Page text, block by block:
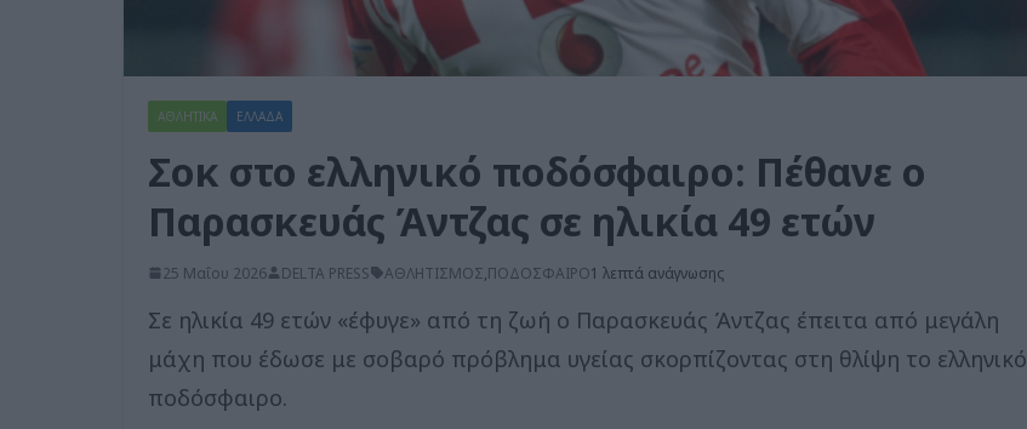
ΑΘΛΗΤΙΚΑ ΕΛΛΑΔΑ
Σοκ στο ελληνικό ποδόσφαιρο: Πέθανε ο
Παρασκευάς Άντζας σε ηλικία 49 ετών
25 Μαΐου 2026 DELTA PRESS ΑΘΛΗΤΙΣΜΟΣ,ΠΟΔΟΣΦΑΙΡΟ1 λεπτά ανάγνωσης
Σε ηλικία 49 ετών «έφυγε» από τη ζωή ο Παρασκευάς Άντζας έπειτα από μεγάλη
μάχη που έδωσε με σοβαρό πρόβλημα υγείας σκορπίζοντας στη θλίψη το ελληνικό
ποδόσφαιρο.